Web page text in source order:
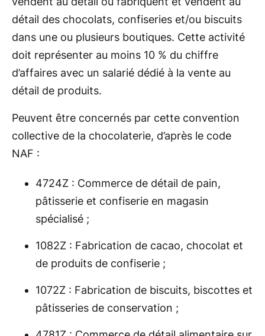
détail des chocolats, confiseries et/ou biscuits
dans une ou plusieurs boutiques. Cette activité
doit représenter au moins 10 % du chiffre
d’affaires avec un salarié dédié à la vente au
détail de produits.
Peuvent être concernés par cette convention
collective de la chocolaterie, d’après le code
NAF :
4724Z : Commerce de détail de pain,
pâtisserie et confiserie en magasin
spécialisé ;
1082Z : Fabrication de cacao, chocolat et
de produits de confiserie ;
1072Z : Fabrication de biscuits, biscottes et
pâtisseries de conservation ;